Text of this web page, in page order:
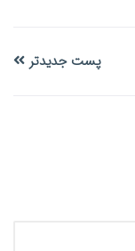
پست جدیدتر